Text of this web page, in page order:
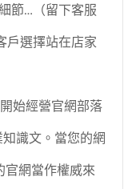
節…（留下客服
戶選擇站在店家
開始經營官網部落
識文。當您的網
官網當作權威來